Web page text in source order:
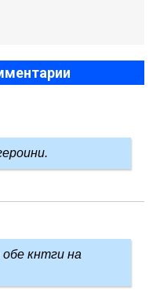
кнтги на